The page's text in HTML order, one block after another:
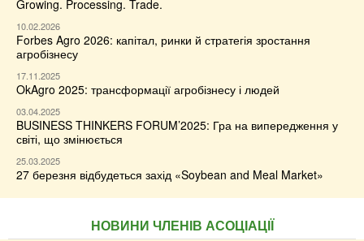
Growing. Processing. Trade.
10.02.2026
Forbes Agro 2026: капітал, ринки й стратегія зростання
агробізнесу
17.11.2025
OkAgro 2025: трансформації агробізнесу і людей
03.04.2025
BUSINESS THINKERS FORUM’2025: Гра на випередження у
світі, що змінюється
25.03.2025
27 березня відбудеться захід «Soybean and Meal Market»
НОВИНИ ЧЛЕНІВ АСОЦІАЦІЇ